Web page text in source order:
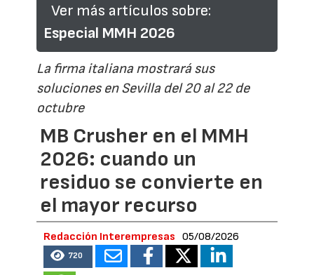
Ver más artículos sobre:
Especial MMH 2026
La firma italiana mostrará sus
soluciones en Sevilla del 20 al 22 de
octubre
MB Crusher en el MMH
2026: cuando un
residuo se convierte en
el mayor recurso
Redacción Interempresas 05/08/2026
720